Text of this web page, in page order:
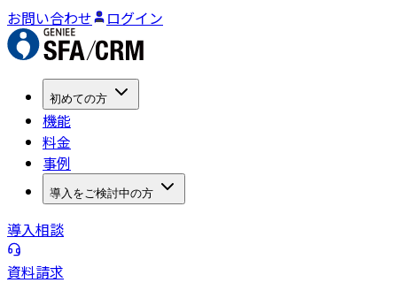
お問い合わせ ログイン
初めての方
機能
料金
事例
導入をご検討中の方
導入相談
資料請求